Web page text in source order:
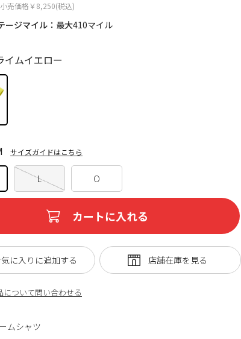
ージマイル：最大410マイル
売価格￥8,250(税込)
イムイエロー
L O
サイズガイドはこちら
カートに入れる
について問い合わせる
気に入りに追加する
ムシャツ